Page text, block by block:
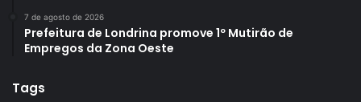
7 de agosto de 2026
Prefeitura de Londrina promove 1º Mutirão de
Empregos da Zona Oeste
Tags